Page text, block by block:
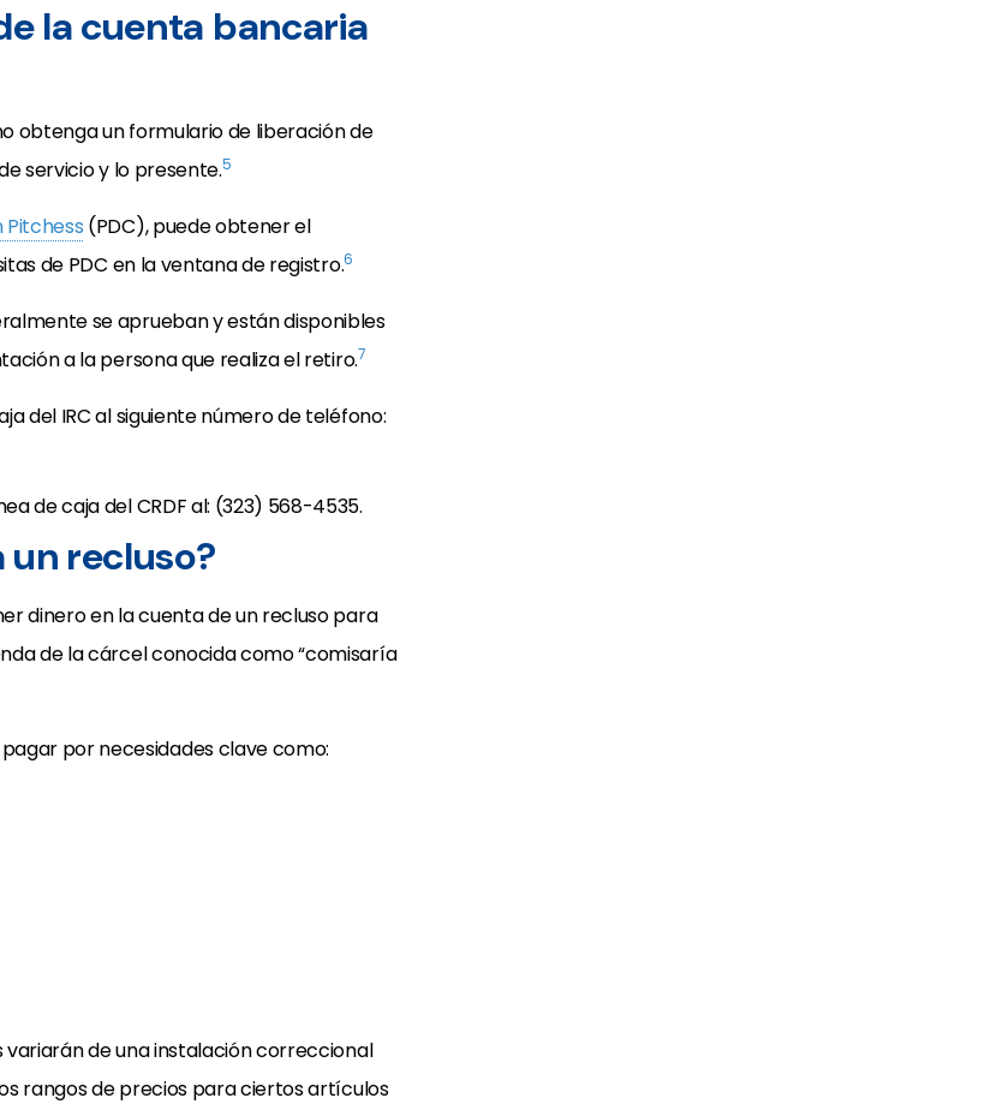
la cuenta bancaria
obtenga un formulario de liberación de
servicio y lo presente.5
(PDC), puede obtener el
de PDC en la ventana de registro.6
se aprueban y están disponibles
a la persona que realiza el retiro.7
del IRC al siguiente número de teléfono:
de caja del CRDF al: (323) 568-4535.
un recluso?
dinero en la cuenta de un recluso para
de la cárcel conocida como “comisaría
por necesidades clave como:
de una instalación correccional
rangos de precios para ciertos artículos